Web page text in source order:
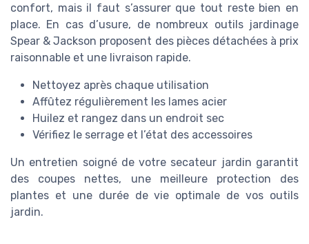
confort, mais il faut s’assurer que tout reste bien en
place. En cas d’usure, de nombreux outils jardinage
Spear & Jackson proposent des pièces détachées à prix
raisonnable et une livraison rapide.
Nettoyez après chaque utilisation
Affûtez régulièrement les lames acier
Huilez et rangez dans un endroit sec
Vérifiez le serrage et l’état des accessoires
Un entretien soigné de votre secateur jardin garantit
des coupes nettes, une meilleure protection des
plantes et une durée de vie optimale de vos outils
jardin.